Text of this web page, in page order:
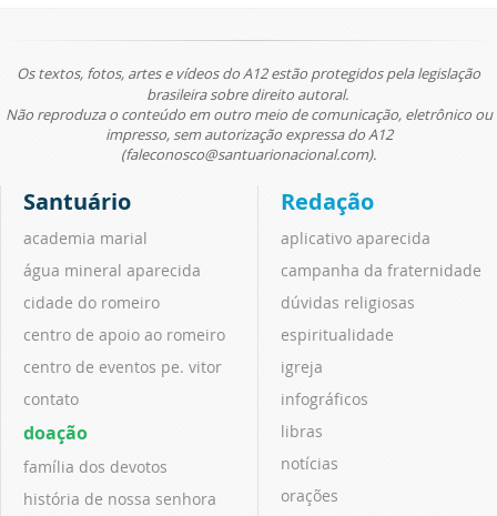
Os textos, fotos, artes e vídeos do A12 estão protegidos pela legislação
brasileira sobre direito autoral.
Não reproduza o conteúdo em outro meio de comunicação, eletrônico ou
impresso, sem autorização expressa do A12
(faleconosco@santuarionacional.com).
Santuário
academia marial
água mineral aparecida
cidade do romeiro
centro de apoio ao romeiro
centro de eventos pe. vitor
contato
doação
família dos devotos
história de nossa senhora
Redação
aplicativo aparecida
campanha da fraternidade
dúvidas religiosas
espiritualidade
igreja
infográficos
libras
notícias
orações